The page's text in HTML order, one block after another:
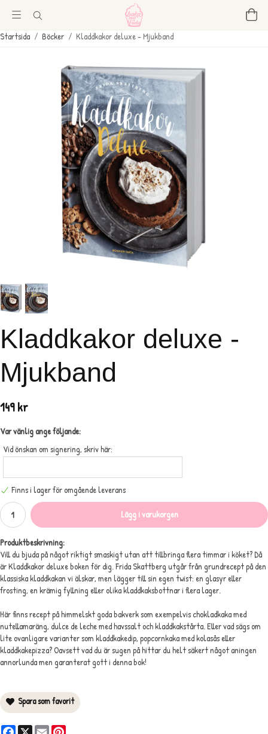
Startsida / Böcker / Kladdkakor deluxe - Mjukband
Kladdkakor deluxe -
Mjukband
149 kr
Var vänlig ange följande:
Vid önskan om signering, skriv här:
Finns i lager för omgående leverans
Lägg i varukorgen
Produktbeskrivning:
Vill du bjuda på något riktigt smaskigt utan att tillbringa flera timmar i köket? Då
är Kladdkakor deluxe boken för dig. Frida Skattberg utgår från grundrecept på den
klassiska kladdkakan vi älskar, men lägger till sin egen twist: en glasyr eller
frosting, en krämig fyllning eller olika kladdkaksbottnar i flera lager.
Här finns recept på himmelskt goda bakverk som exempelvis chokladkaka med
nutellamaräng, dulce de leche med havssalt och kladdkakstårta. Eller vad sägs om
lite ovanligare varianter som kladdkakedip, popcornkaka med kolasås eller
kladdkakepizza? Oavsett vad du är sugen på hittar du helt säkert något aningen
annorlunda men garanterat gott i denna bok!
Spara som favorit
Facebook
X Email